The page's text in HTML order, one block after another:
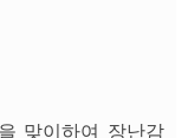
맞이하여 장난감